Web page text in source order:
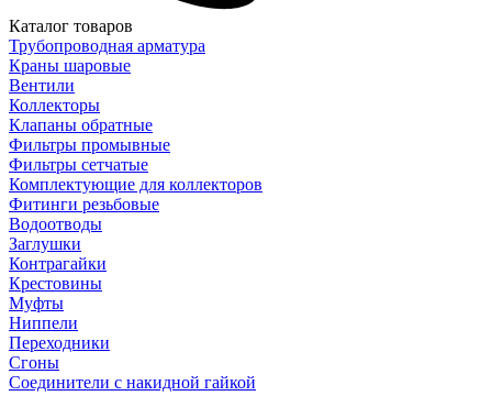
Каталог товаров
Трубопроводная арматура
Краны шаровые
Вентили
Коллекторы
Клапаны обратные
Фильтры промывные
Фильтры сетчатые
Комплектующие для коллекторов
Фитинги резьбовые
Водоотводы
Заглушки
Контрагайки
Крестовины
Муфты
Ниппели
Переходники
Сгоны
Соединители с накидной гайкой